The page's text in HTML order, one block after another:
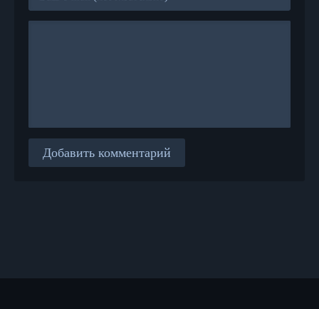
Добавить комментарий